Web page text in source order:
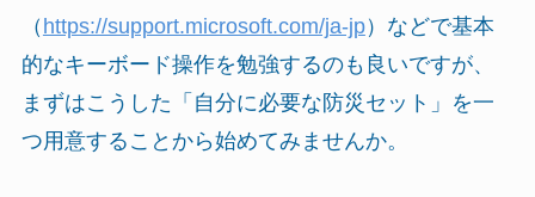
（ https://support.microsoft.com/ja-jp）などで基本
的なキーボード操作を勉強するのも良いですが、
まずはこうした「自分に必要な防災セット」を一
つ用意することから始めてみませんか。